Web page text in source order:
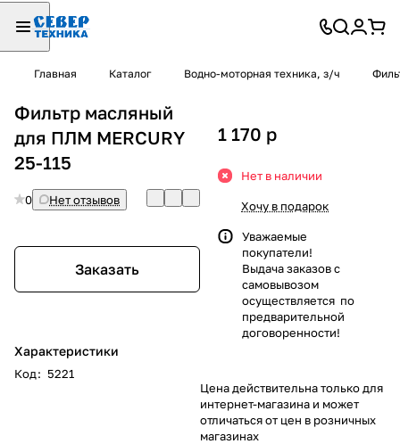
Главная Каталог Водно-моторная техника, з/ч
Фильтр масляный
для ПЛМ MERCURY
25-115
0 Нет отзывов
Заказать
Характеристики
Код: 5221
1 170 p
Нет в наличии
Хочу в подарок
Уважаемые
покупатели!
Выдача заказов с
самовывозом
осуществляется по
предварительной
договоренности!
Цена действительна только для
интернет-магазина и может
отличаться от цен в розничных
магазинах